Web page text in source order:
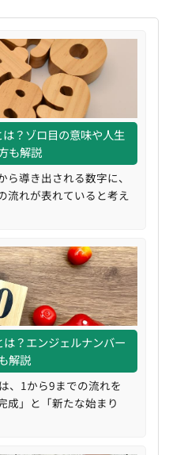
？ゾロ目の意味や人生
も解説
導き出される数字に、
流れが表れていると考え
？エンジェルナンバー
解説
、1から9までの流れを
成」と「新たな始まり